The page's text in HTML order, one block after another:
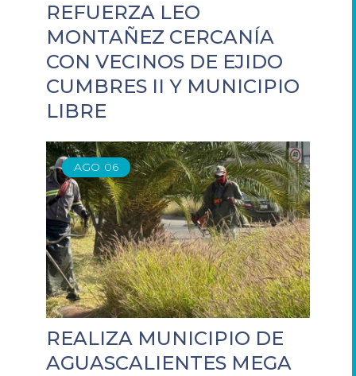
REFUERZA LEO
MONTAÑEZ CERCANÍA
CON VECINOS DE EJIDO
CUMBRES II Y MUNICIPIO
LIBRE
AGO 06
REALIZA MUNICIPIO DE
AGUASCALIENTES MEGA